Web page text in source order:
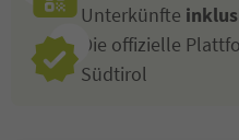
Unterkünfte
Die offizielle
Südtirol